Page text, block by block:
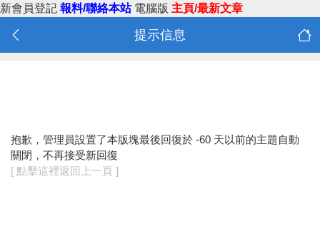
新會員登記 報料/聯絡本站 電腦版 主頁/最新文章
提示信息
抱歉，管理員設置了本版塊最後回復於 -60 天以前的主題自動
關閉，不再接受新回復
[ 點擊這裡返回上一頁 ]